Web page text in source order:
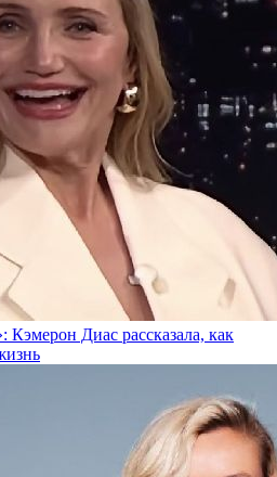
Кэмерон Диас рассказала, как